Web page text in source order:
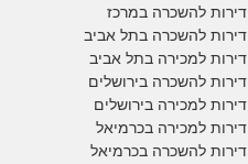
דירות להשכרה במרכז
דירות להשכרה בתל אביב
דירות למכירה בתל אביב
דירות להשכרה בירושלים
דירות למכירה בירושלים
דירות למכירה בכרמיאל
דירות להשכרה בכרמיאל